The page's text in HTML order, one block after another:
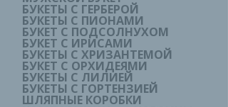
БУКЕТЫ С ГЕРБЕРОЙ
БУКЕТЫ С ПИОНАМИ
БУКЕТ С ПОДСОЛНУХОМ
БУКЕТ С ИРИСАМИ
БУКЕТЫ С ХРИЗАНТЕМОЙ
БУКЕТ С ОРХИДЕЯМИ
БУКЕТЫ С ЛИЛИЕЙ
БУКЕТЫ С ГОРТЕНЗИЕЙ
ШЛЯПНЫЕ КОРОБКИ